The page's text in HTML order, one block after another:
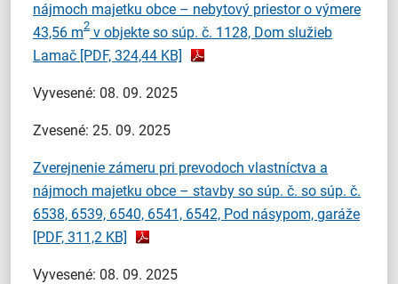
nájmoch majetku obce – nebytový priestor o výmere
43,56 m2 v objekte so súp. č. 1128, Dom služieb
Lamač [PDF, 324,44 KB]
Vyvesené: 08. 09. 2025
Zvesené: 25. 09. 2025
Zverejnenie zámeru pri prevodoch vlastníctva a
nájmoch majetku obce – stavby so súp. č. so súp. č.
6538, 6539, 6540, 6541, 6542, Pod násypom, garáže
[PDF, 311,2 KB]
Vyvesené: 08. 09. 2025